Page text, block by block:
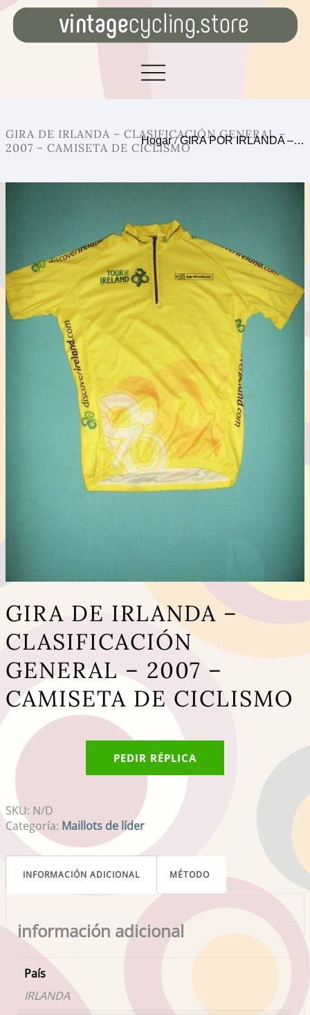
GIRA DE IRLANDA – CLASIFICACIÓN GENERAL –
2007 – CAMISETA DE CICLISMO
Hogar/GIRA POR IRLANDA –…
GIRA DE IRLANDA –
CLASIFICACIÓN
GENERAL – 2007 –
CAMISETA DE CICLISMO
PEDIR RÉPLICA
SKU: N/D
Categoría: Maillots de líder
INFORMACIÓN ADICIONAL MÉTODO
información adicional
País
IRLANDA